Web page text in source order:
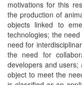
motivations for this
the production of
objects linked to
technologies; the
need for
the need for
developers and
object to meet the